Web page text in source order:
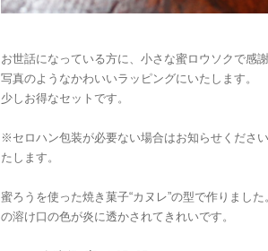
お世話になっている方に、小さな蜜ロウソクで感
写真のようなかわいいラッピングにいたします。
少しお得なセットです。
※セロハン包装が必要ない場合はお知らせくださ
たします。
蜜ろうを使った焼き菓子“カヌレ”の型で作りまし
の溶け口の色が炎に透かされてきれいです。